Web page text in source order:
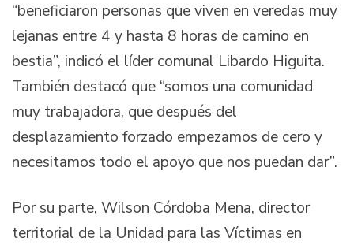
“beneficiaron personas que viven en veredas muy
lejanas entre 4 y hasta 8 horas de camino en
bestia”, indicó el líder comunal Libardo Higuita.
También destacó que “somos una comunidad
muy trabajadora, que después del
desplazamiento forzado empezamos de cero y
necesitamos todo el apoyo que nos puedan dar”.
Por su parte, Wilson Córdoba Mena, director
territorial de la Unidad para las Víctimas en